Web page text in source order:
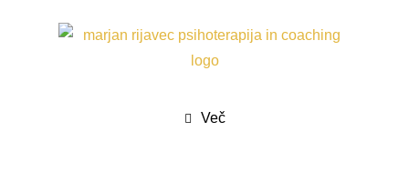
Več
mentorstvom/supervizijo
REZERVIRAJTE SVOJ TERMIN